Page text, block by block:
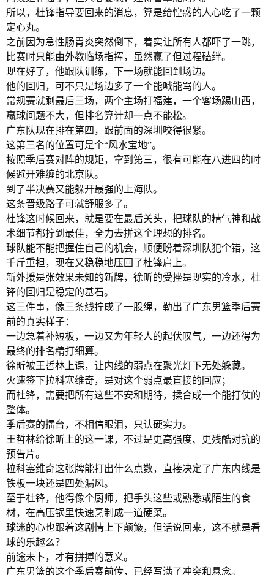
所以，杜锋指导要回来的消息，算是给惶惑的人心吃了一颗
定心丸。
之前因为急性肠胃炎突然倒下，着实让所有人都吓了一跳，
比赛时只能由外教临场指挥，虽然赢了但过程磕绊。
现在好了，他跟队训练，下一场就能回到场边。
他的回归，可不只是场边多了一个能喊能骂的人。
常规赛就剩最后三场，两个主场打福建，一个客场踢山西，
赢球问题不大，但排名算计却一点不能松。
广东队现在排在第四，跟前面的深圳咬得很紧。
这第三名的位置可是个“风水宝地”。
按照季后赛对阵的规矩，拿到第三，很有可能在八进四的时
候避开难缠的北京队。
到了半决赛又能躲开最强的上海队。
这条晋级路子可就舒服多了。
杜锋这时候回来，就是要在最后关头，把球队的精气神和战
术细节都拧到最佳，全力去拼这个理想的排名。
球队能不能把握住自己的机会，顺便盼着深圳队犯个错，这
千斤重担，现在又稳稳地压回了杜锋肩上。
新外援是张效果未知的新牌，徐昕的受挫是现实的冷水，杜
锋的回归是稳定的基石。
这三件事，像三条线拧成了一股绳，勒出了广东男篮季后赛
前的真实样子：
一边急着补短板，一边又为年轻人的起伏叹气，一边还得为
最终的排名精打细算。
徐昕被王哲林上课，让内线的弱点在聚光灯下无处躲藏。
火速签下拉科塞维奇，是对这个弱点最直接的回应；
而杜锋，需要把所有这些不安和期待，揉合成一个能打仗的
整体。
季后赛的擂台，不相信眼泪，只认硬实力。
王哲林给徐昕上的这一课，不过是更高强度、更残酷对抗的
预告片。
拉科塞维奇这张牌能打出什么点数，直接决定了广东内线是
铁板一块还是四处漏风。
至于杜锋，他得像个厨师，把手头这些或熟悉或陌生的食
材，在高压锅里快速烹制成一道硬菜。
球迷的心也跟着这剧情上下颠簸，但话说回来，这不就是看
球的乐趣么？
前途未卜，才有拼搏的意义。
广东男篮的这个季后赛前传，已经写满了冲突和悬念。